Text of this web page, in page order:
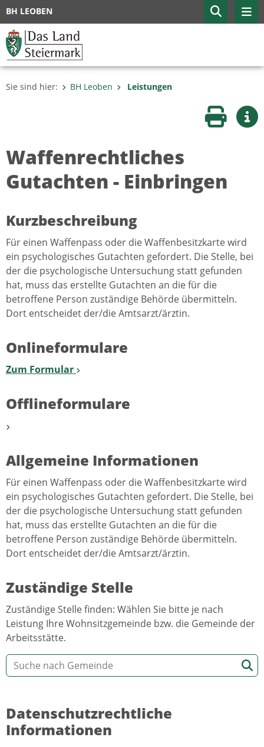
BH LEOBEN
Sie sind hier: BH Leoben Leistungen
Seite
Waffenrechtliches
Gutachten - Einbringen
Kurzbeschreibung
Für einen Waffenpass oder die Waffenbesitzkarte wird
ein psychologisches Gutachten gefordert. Die Stelle, bei
der die psychologische Untersuchung statt gefunden
hat, muss das erstellte Gutachten an die für die
betroffene Person zuständige Behörde übermitteln.
Dort entscheidet der/die Amtsarzt/ärztin.
Onlineformulare
Zum Formular
Offlineformulare
Allgemeine Informationen
Für einen Waffenpass oder die Waffenbesitzkarte wird
ein psychologisches Gutachten gefordert. Die Stelle, bei
der die psychologische Untersuchung statt gefunden
hat, muss das erstellte Gutachten an die für die
betroffene Person zuständige Behörde übermitteln.
Dort entscheidet der/die Amtsarzt/ärztin.
Zuständige Stelle
Zuständige Stelle finden: Wählen Sie bitte je nach
Leistung Ihre Wohnsitzgemeinde bzw. die Gemeinde der
Arbeitsstätte.
Datenschutzrechtliche
Informationen